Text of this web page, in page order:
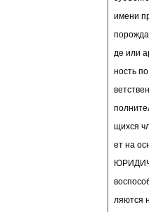
имени
де или
ность
щихся
ет на
ляются